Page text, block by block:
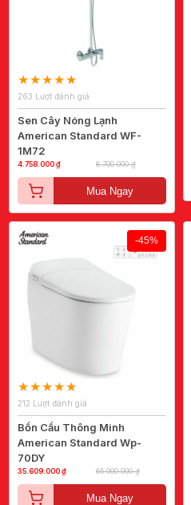
263 Lượt đánh giá
Sen Cây Nóng Lạnh
American Standard WF-
1M72
4.758.000 ₫ 8.700.000 ₫
Mua Ngay
-45%
212 Lượt đánh giá
Bồn Cầu Thông Minh
American Standard Wp-
70DY
35.609.000 ₫ 65.000.000 ₫
Mua Ngay